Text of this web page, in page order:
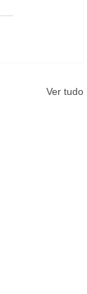
Ver tudo